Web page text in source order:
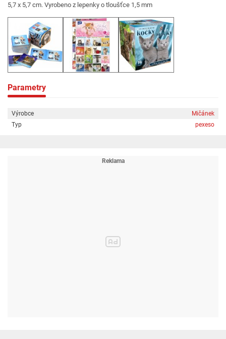
5,7 x 5,7 cm. Vyrobeno z lepenky o tloušťce 1,5 mm
Parametry
Výrobce
Mičánek
Typ
pexeso